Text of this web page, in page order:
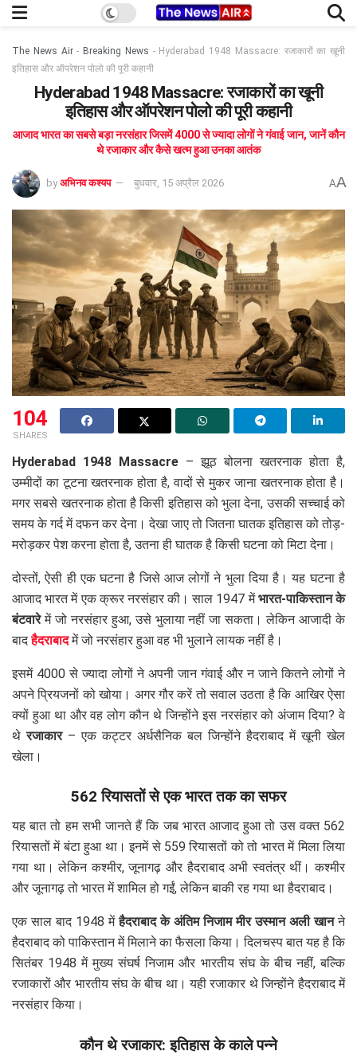
The News Air- Breaking News - Hyderabad 1948 Massacre: रजाकारों का खूनी
इतिहास और ऑपरेशन पोलो की पूरी कहानी
Hyderabad 1948 Massacre: रजाकारों का खूनी
इतिहास और ऑपरेशन पोलो की पूरी कहानी
आजाद भारत का सबसे बड़ा नरसंहार जिसमें 4000 से ज्यादा लोगों ने गंवाई जान, जानें कौन
थे रजाकार और कैसे खत्म हुआ उनका आतंक
by अभिनव कश्यप बुधवार, 15 अप्रैल 2026 AA
104
SHARES
Hyderabad 1948 Massacre – झूठ बोलना खतरनाक होता है,
उम्मीदों का टूटना खतरनाक होता है, वादों से मुकर जाना खतरनाक होता है।
मगर सबसे खतरनाक होता है किसी इतिहास को भुला देना, उसकी सच्चाई को
समय के गर्द में दफन कर देना। देखा जाए तो जितना घातक इतिहास को तोड़-
मरोड़कर पेश करना होता है, उतना ही घातक है किसी घटना को मिटा देना।
दोस्तों, ऐसी ही एक घटना है जिसे आज लोगों ने भुला दिया है। यह घटना है
आजाद भारत में एक क्रूर नरसंहार की। साल 1947 मेंभारत-पाकिस्तान के
बंटवारेमें जो नरसंहार हुआ, उसे भुलाया नहीं जा सकता। लेकिन आजादी के
बादहैदराबादमें जो नरसंहार हुआ वह भी भुलाने लायक नहीं है।
इसमें 4000 से ज्यादा लोगों ने अपनी जान गंवाई और न जाने कितने लोगों ने
अपने प्रियजनों को खोया। अगर गौर करें तो सवाल उठता है कि आखिर ऐसा
क्यों हुआ था और वह लोग कौन थे जिन्होंने इस नरसंहार को अंजाम दिया? वे
थेरजाकार– एक कट्टर अर्धसैनिक बल जिन्होंने हैदराबाद में खूनी खेल
खेला।
562 रियासतों से एक भारत तक का सफर
यह बात तो हम सभी जानते हैं कि जब भारत आजाद हुआ तो उस वक्त 562
रियासतों में बंटा हुआ था। इनमें से 559 रियासतों को तो भारत में मिला लिया
गया था। लेकिन कश्मीर, जूनागढ़ और हैदराबाद अभी स्वतंत्र थीं। कश्मीर
और जूनागढ़ तो भारत में शामिल हो गईं, लेकिन बाकी रह गया था हैदराबाद।
एक साल बाद 1948 मेंहैदराबाद के अंतिम निजाम मीर उस्मान अली खानने
हैदराबाद को पाकिस्तान में मिलाने का फैसला किया। दिलचस्प बात यह है कि
सितंबर 1948 में मुख्य संघर्ष निजाम और भारतीय संघ के बीच नहीं, बल्कि
रजाकारों और भारतीय संघ के बीच था। यही रजाकार थे जिन्होंने हैदराबाद में
नरसंहार किया।
कौन थे रजाकार: इतिहास के काले पन्ने